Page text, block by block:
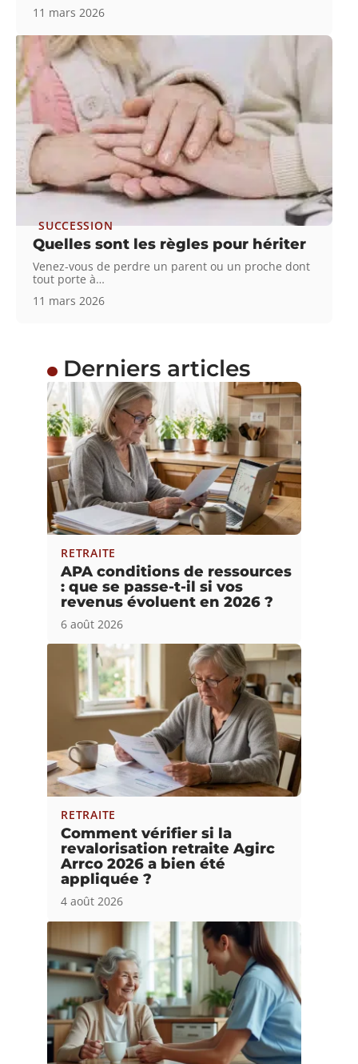
11 mars 2026
SUCCESSION
Quelles sont les règles pour hériter
Venez-vous de perdre un parent ou un proche dont
tout porte à…
11 mars 2026
Derniers articles
RETRAITE
APA conditions de ressources
: que se passe-t-il si vos
revenus évoluent en 2026 ?
6 août 2026
RETRAITE
Comment vérifier si la
revalorisation retraite Agirc
Arrco 2026 a bien été
appliquée ?
4 août 2026